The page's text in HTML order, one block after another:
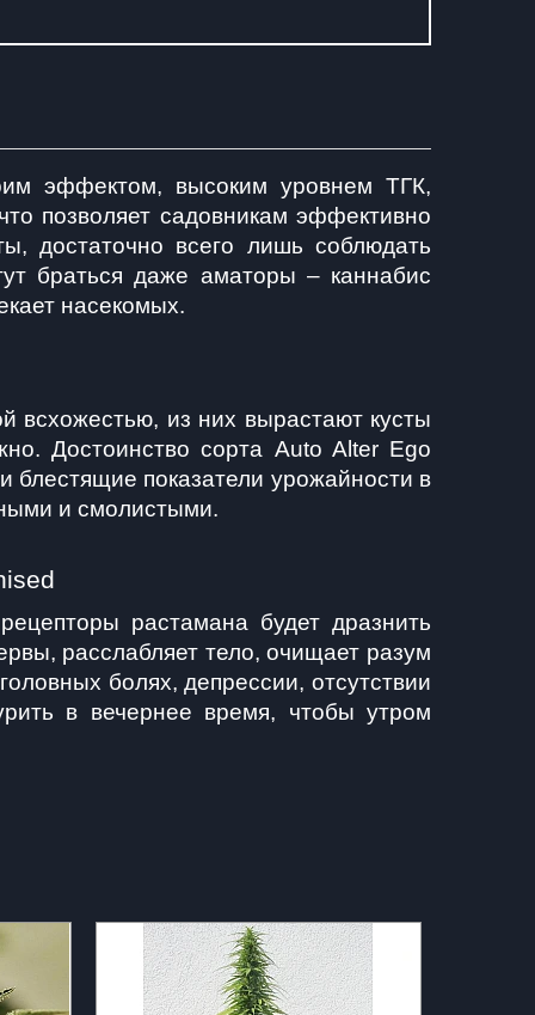
эффектом, высоким уровнем ТГК,
позволяет садовникам эффективно
достаточно всего лишь соблюдать
браться даже аматоры – каннабис
насекомых.
всхожестью, из них вырастают кусты
Достоинство сорта Auto Alter Ego
блестящие показатели урожайности в
и смолистыми.
растамана будет дразнить
расслабляет тело, очищает разум
болях, депрессии, отсутствии
в вечернее время, чтобы утром